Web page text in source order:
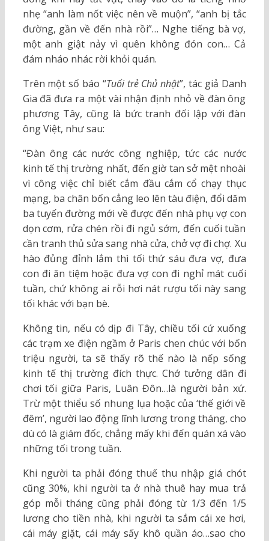
nhẹ “anh làm nốt việc nên về muộn”, “anh bị tắc
đường, gần về đến nhà rồi”… Nghe tiếng bà vợ,
một anh giật nảy vì quên không đón con… Cả
đám nháo nhác rời khỏi quán.
Trên một số báo “Tuổi trẻ Chủ nhật”, tác giả Danh
Gia đã đưa ra một vài nhận định nhỏ về đàn ông
phương Tây, cũng là bức tranh đối lập với đàn
ông Việt, như sau:
“Đàn ông các nước công nghiệp, tức các nước
kinh tế thị trường nhất, đến giờ tan sở mệt nhoài
vì công việc chỉ biết cắm đầu cắm cổ chạy thục
mạng, ba chân bốn cẳng leo lên tàu điện, đổi dăm
ba tuyến đường mới về được đến nhà phụ vợ con
dọn cơm, rửa chén rồi đi ngủ sớm, đến cuối tuần
cần tranh thủ sửa sang nhà cửa, chở vợ đi chợ. Xu
hào đủng đỉnh lắm thì tối thứ sáu đưa vợ, đưa
con đi ăn tiệm hoặc đưa vợ con đi nghỉ mát cuối
tuần, chứ không ai rỗi hơi nát rượu tối này sang
tối khác với bạn bè.
Không tin, nếu có dịp đi Tây, chiều tối cứ xuống
các trạm xe điện ngầm ở Paris chen chúc với bốn
triệu người, ta sẽ thấy rõ thế nào là nếp sống
kinh tế thị trường đích thực. Chớ tưởng dân đi
chơi tối giữa Paris, Luân Đôn…là người bản xứ.
Trừ một thiểu số nhung lụa hoặc của ‘thế giới về
đêm’, người lao động lĩnh lương trong tháng, cho
dù có là giám đốc, chẳng mấy khi đến quán xá vào
những tối trong tuần.
Khi người ta phải đóng thuế thu nhập giá chót
cũng 30%, khi người ta ở nhà thuê hay mua trả
góp mỗi tháng cũng phải đóng từ 1/3 đến 1/5
lương cho tiền nhà, khi người ta sắm cái xe hơi,
cái máy giặt, cái máy sấy khô quần áo…sao cho